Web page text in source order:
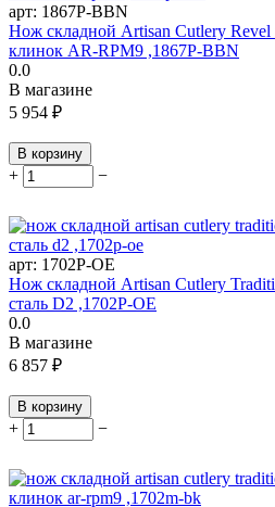
арт: 1867P-BBN
Нож складной Artisan Cutlery Revel
клинок AR-RPM9 ,1867P-BBN
0.0
В магазине
5 954 ₽
В корзину
+ −
арт: 1702P-OE
Нож складной Artisan Cutlery
сталь D2 ,1702P-OE
0.0
В магазине
6 857 ₽
В корзину
+ −